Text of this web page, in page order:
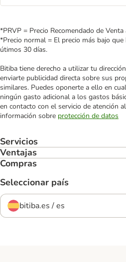
*PRVP = Precio Recomendado de
*Precio normal = El precio más bajo
útimos 30 días.
Bitiba tiene derecho a utilizar tu
enviarte publicidad directa sobre sus
similares. Puedes oponerte a ello en
ningún gasto adicional a los gastos
en contacto con el servicio de atención
información sobre protección de datos
Servicios
Ventajas
Compras
Seleccionar país
bitiba.es / es